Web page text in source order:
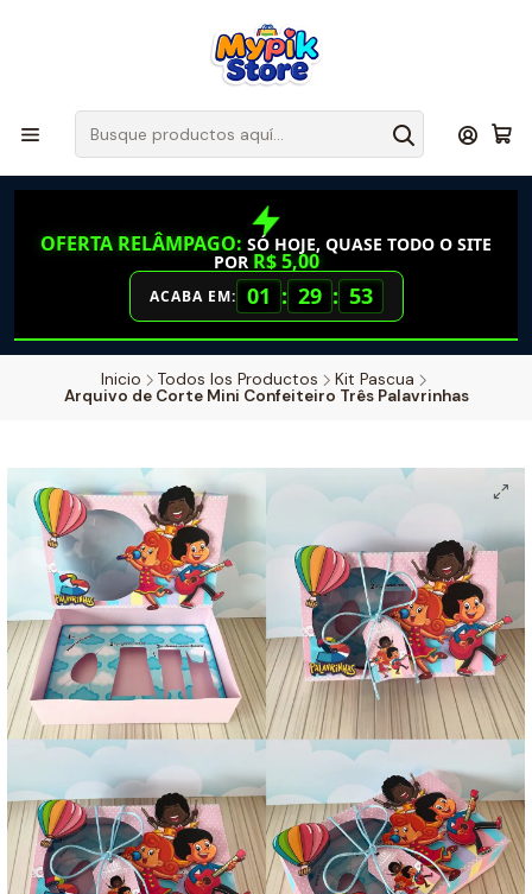
OFERTA RELÂMPAGO: SÓ HOJE, QUASE TODO O SITE
POR R$ 5,00
ACABA EM: 01 : 29 : 52
Inicio Todos los Productos
Kit Pascua
Arquivo de Corte Mini Confeiteiro Três Palavrinhas